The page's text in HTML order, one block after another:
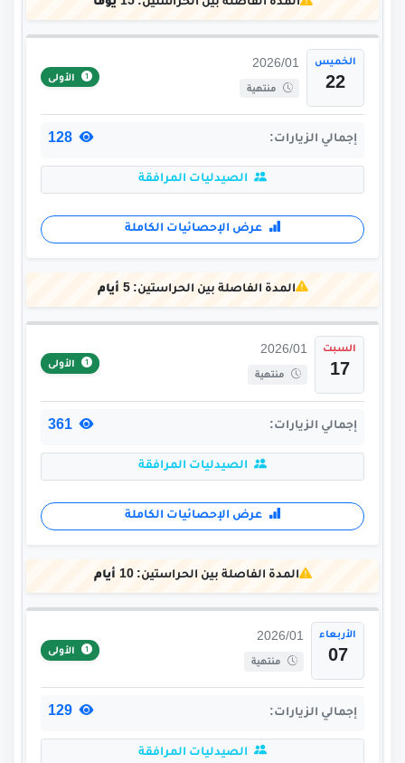
المدة الفاصلة بين الحراستين:15 يوماً
الخميس
22
2026/01
منتهية
الأولى
إجمالي الزيارات:
الصيدليات المرافقة
عرض الإحصائيات الكاملة
المدة الفاصلة بين الحراستين:5 أيام
السبت
17
2026/01
منتهية
الأولى
إجمالي الزيارات:
الصيدليات المرافقة
عرض الإحصائيات الكاملة
المدة الفاصلة بين الحراستين:10 أيام
الأربعاء
07
2026/01
منتهية
الأولى
إجمالي الزيارات:
الصيدليات المرافقة